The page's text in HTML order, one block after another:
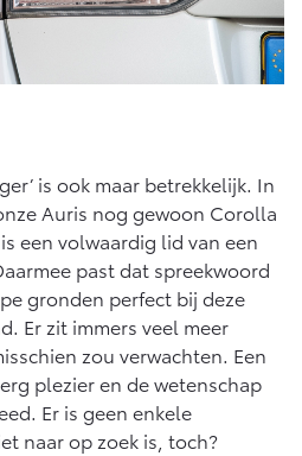
is ook maar betrekkelijk. In
Auris nog gewoon Corolla
een volwaardig lid van een
past dat spreekwoord
gronden perfect bij deze
Er zit immers veel meer
zou verwachten. Een
plezier en de wetenschap
Er is geen enkele
naar op zoek is, toch?